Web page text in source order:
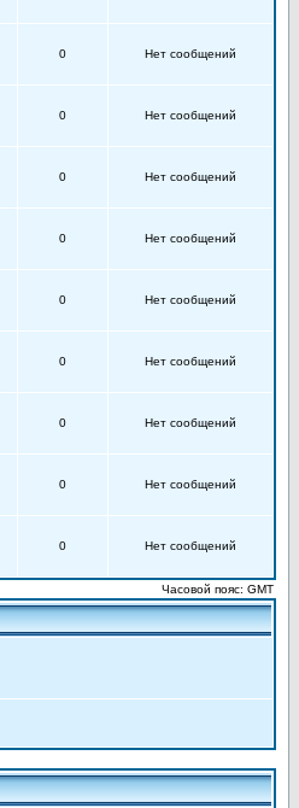
0 Нет сообщений
0 Нет сообщений
0 Нет сообщений
0 Нет сообщений
0 Нет сообщений
0 Нет сообщений
0 Нет сообщений
0 Нет сообщений
0 Нет сообщений
Часовой пояс: GMT